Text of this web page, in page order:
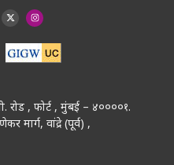
रोड , फोर्ट , मुंबई – ४००००१.
मार्ग, वांद्रे (पूर्व) ,